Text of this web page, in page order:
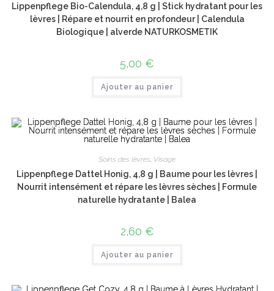
Lippenpflege Bio-Calendula, 4,8 g | Stick hydratant pour les
lèvres | Répare et nourrit en profondeur | Calendula
Biologique | alverde NATURKOSMETIK
5,00 €
Ajouter au panier
Soins des lèvres Visage
Lippenpflege Dattel Honig, 4,8 g | Baume pour les lèvres |
Nourrit intensément et répare les lèvres sèches | Formule
naturelle hydratante | Balea
2,60 €
Ajouter au panier